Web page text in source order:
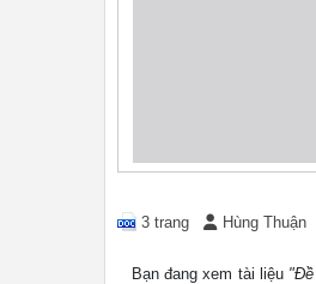
3 trang Hùng Thuận
Bạn đang xem tài liệu "Đề